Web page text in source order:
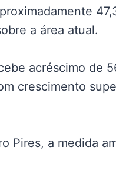
a área atual.
acréscimo de
crescimento
Pires, a medida